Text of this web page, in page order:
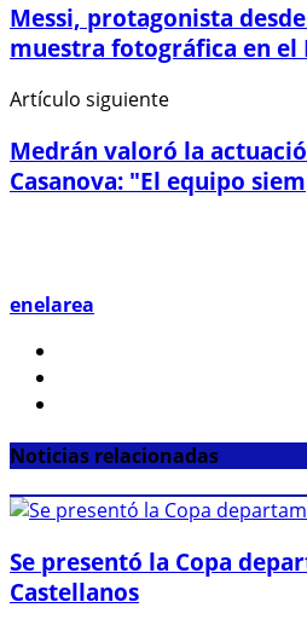
Messi, protagonista
muestra fotográfica en el
Artículo siguiente
Medrán valoró la
Casanova: "El equipo
enelarea
Noticias relacionadas
Se presentó la Copa
Castellanos